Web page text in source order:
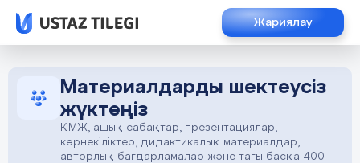
Жариялау
Материалдарды шектеусіз
жүктеңіз
ҚМЖ, ашық сабақтар, презентациялар,
көрнекіліктер, дидактикалық материалдар,
авторлық бағдарламалар және тағы басқа 400